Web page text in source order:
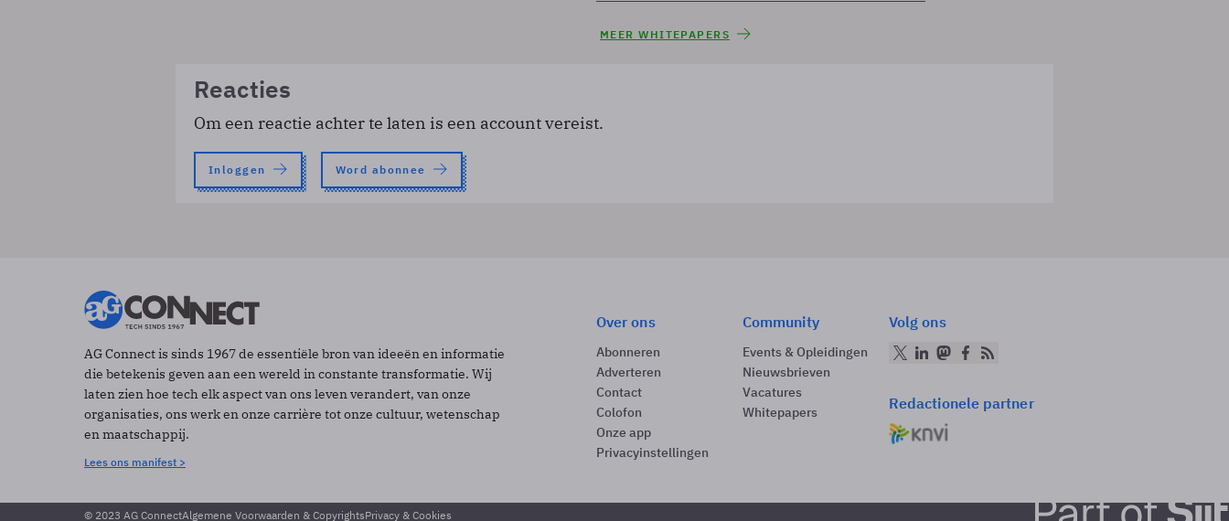
MEER WHITEPAPERS
Reacties
Om een reactie achter te laten is een account vereist.
Inloggen Word abonnee
AG Connect is sinds 1967 de essentiële bron van ideeën en informatie
die betekenis geven aan een wereld in constante transformatie. Wij
laten zien hoe tech elk aspect van ons leven verandert, van onze
organisaties, ons werk en onze carrière tot onze cultuur, wetenschap
en maatschappij.
Lees ons manifest >
Over ons
Abonneren
Adverteren
Contact
Colofon
Onze app
Privacyinstellingen
Community
Events & Opleidingen
Nieuwsbrieven
Vacatures
Whitepapers
Volg ons
Redactionele partner
© 2023 AG ConnectAlgemene Voorwaarden & CopyrightsPrivacy & Cookies